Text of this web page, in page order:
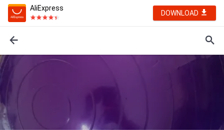
AliExpress
DOWNLOAD